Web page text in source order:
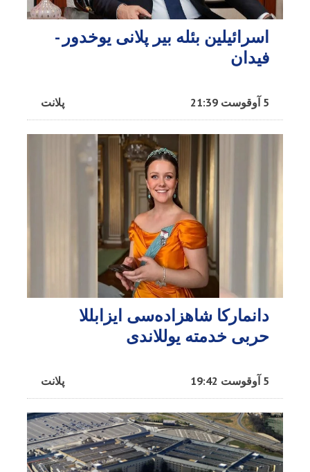
اسرائیلین بئله بیر پلانی یوخدور -
فیدان
پلانت 5 آوقوست 21:39
دانمارکا شاهزاده‌سی ایزابللا
حربی خدمته یوللاندی
پلانت 5 آوقوست 19:42